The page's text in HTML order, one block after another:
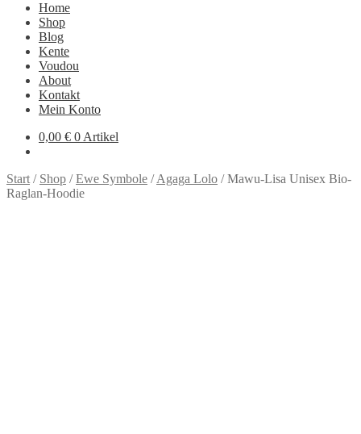
Home
Shop
Blog
Kente
Voudou
About
Kontakt
Mein Konto
0,00 € 0 Artikel
Start / Shop /Ewe Symbole /Agaga Lolo /Mawu-Lisa Unisex Bio-
Raglan-Hoodie